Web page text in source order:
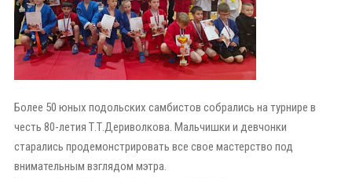
Более 50 юных подольских самбистов собрались на турнире в
честь 80-летия Т.Т.Дериволкова. Мальчишки и девчонки
старались продемонстрировать все свое мастерство под
внимательным взглядом мэтра.